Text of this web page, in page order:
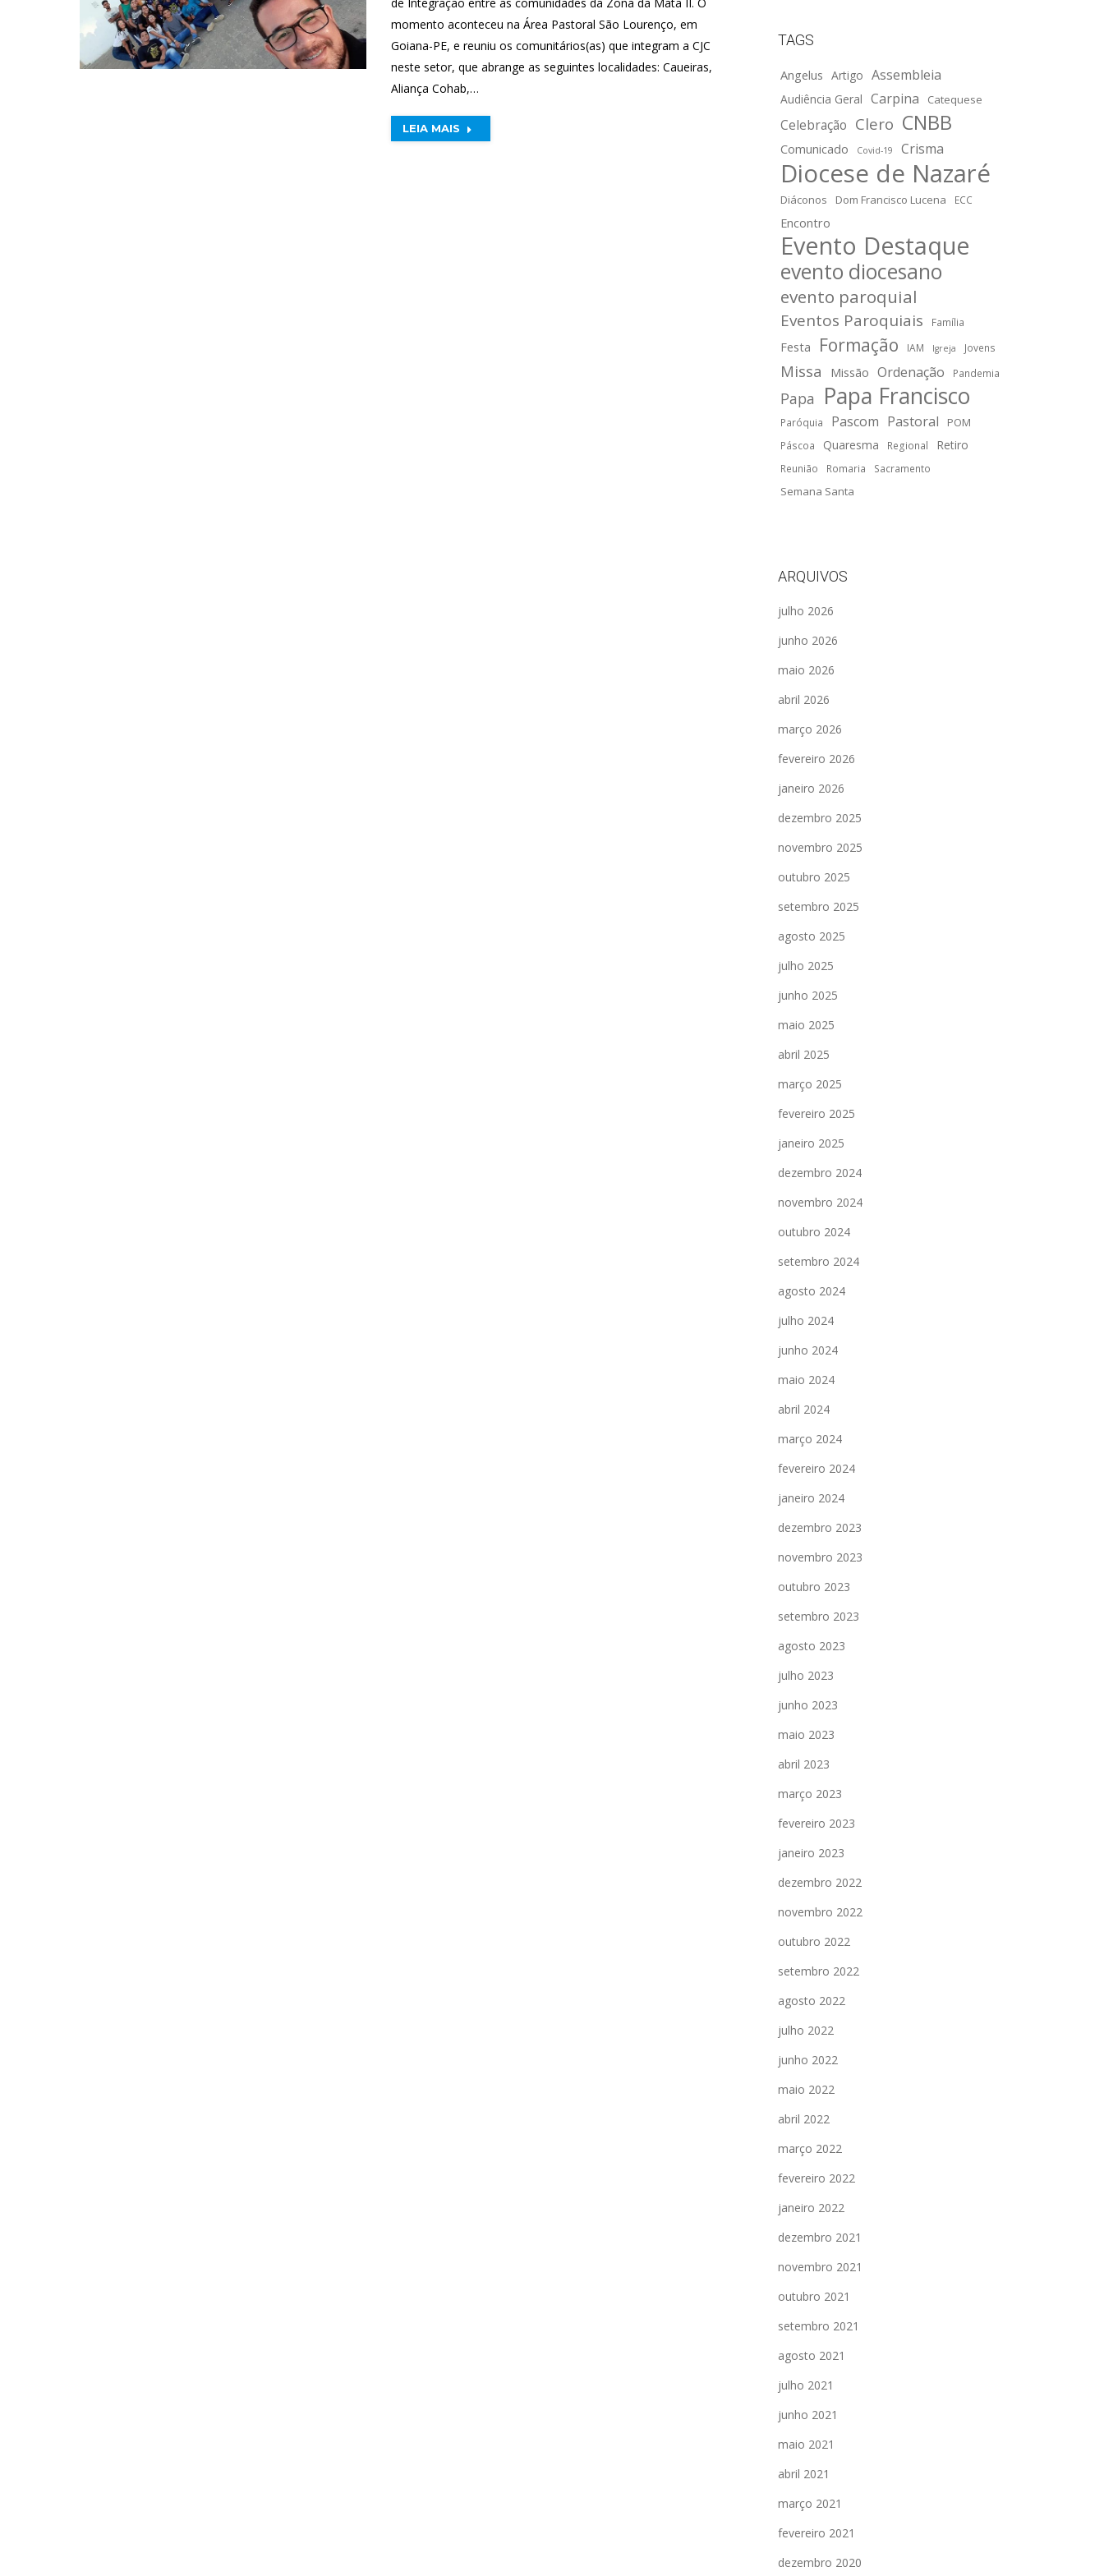
momento aconteceu na Área Pastoral São Lourenço, em
Goiana-PE, e reuniu os comunitários(as) que integram a CJC
neste setor, que abrange as seguintes localidades: Caueiras,
Aliança Cohab,…
LEIA MAIS
TAGS
Angelus Artigo Assembleia
Audiência Geral Carpina Catequese
Celebração Clero CNBB
Comunicado Covid-19 Crisma
Diocese de Nazaré
Diáconos Dom Francisco Lucena ECC
Encontro
Evento Destaque
evento diocesano
evento paroquial
Eventos Paroquiais Família
Festa Formação IAM Igreja Jovens
Missa Missão Ordenação Pandemia
Papa Papa Francisco
Paróquia Pascom Pastoral POM
Páscoa Quaresma Regional Retiro
Reunião Romaria Sacramento
Semana Santa
ARQUIVOS
julho 2026
junho 2026
maio 2026
abril 2026
março 2026
fevereiro 2026
janeiro 2026
dezembro 2025
novembro 2025
outubro 2025
setembro 2025
agosto 2025
julho 2025
junho 2025
maio 2025
abril 2025
março 2025
fevereiro 2025
janeiro 2025
dezembro 2024
novembro 2024
outubro 2024
setembro 2024
agosto 2024
julho 2024
junho 2024
maio 2024
abril 2024
março 2024
fevereiro 2024
janeiro 2024
dezembro 2023
novembro 2023
outubro 2023
setembro 2023
agosto 2023
julho 2023
junho 2023
maio 2023
abril 2023
março 2023
fevereiro 2023
janeiro 2023
dezembro 2022
novembro 2022
outubro 2022
setembro 2022
agosto 2022
julho 2022
junho 2022
maio 2022
abril 2022
março 2022
fevereiro 2022
janeiro 2022
dezembro 2021
novembro 2021
outubro 2021
setembro 2021
agosto 2021
julho 2021
junho 2021
maio 2021
abril 2021
março 2021
fevereiro 2021
dezembro 2020